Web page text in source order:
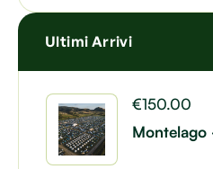
Ultimi Arrivi
Montelago
€150.00